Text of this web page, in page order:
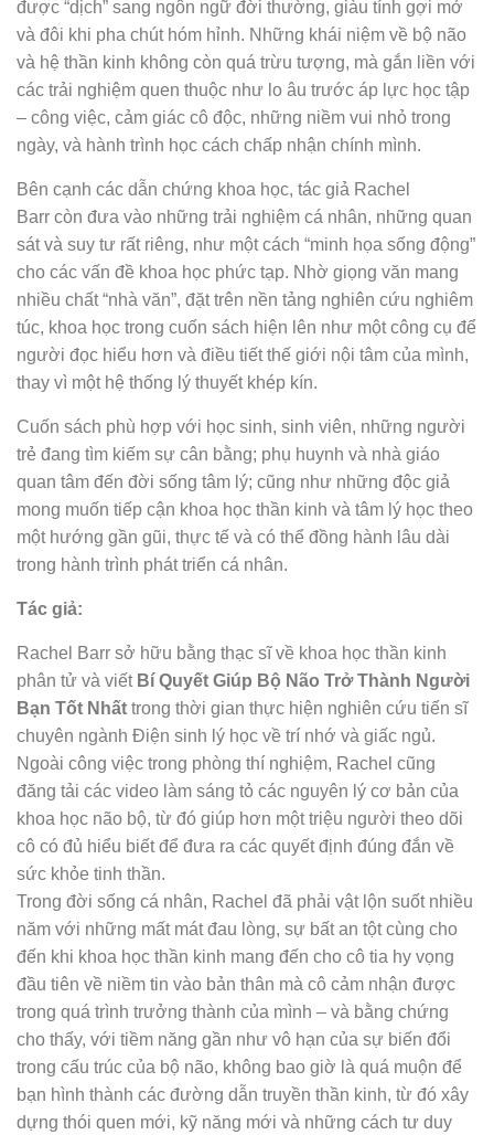
được “dịch” sang ngôn ngữ đời thường, giàu tính gợi mở
và đôi khi pha chút hóm hỉnh. Những khái niệm về bộ não
và hệ thần kinh không còn quá trừu tượng, mà gắn liền với
các trải nghiệm quen thuộc như lo âu trước áp lực học tập
– công việc, cảm giác cô độc, những niềm vui nhỏ trong
ngày, và hành trình học cách chấp nhận chính mình.
Bên cạnh các dẫn chứng khoa học, tác giả Rachel
Barr còn đưa vào những trải nghiệm cá nhân, những quan
sát và suy tư rất riêng, như một cách “minh họa sống động”
cho các vấn đề khoa học phức tạp. Nhờ giọng văn mang
nhiều chất “nhà văn”, đặt trên nền tảng nghiên cứu nghiêm
túc, khoa học trong cuốn sách hiện lên như một công cụ để
người đọc hiểu hơn và điều tiết thế giới nội tâm của mình,
thay vì một hệ thống lý thuyết khép kín.
Cuốn sách phù hợp với học sinh, sinh viên, những người
trẻ đang tìm kiếm sự cân bằng; phụ huynh và nhà giáo
quan tâm đến đời sống tâm lý; cũng như những độc giả
mong muốn tiếp cận khoa học thần kinh và tâm lý học theo
một hướng gần gũi, thực tế và có thể đồng hành lâu dài
trong hành trình phát triển cá nhân.
Tác giả:
Rachel Barr sở hữu bằng thạc sĩ về khoa học thần kinh
phân tử và viếtBí Quyết Giúp Bộ Não Trở Thành Người
Bạn Tốt Nhất trong thời gian thực hiện nghiên cứu tiến sĩ
chuyên ngành Điện sinh lý học về trí nhớ và giấc ngủ.
Ngoài công việc trong phòng thí nghiệm, Rachel cũng
đăng tải các video làm sáng tỏ các nguyên lý cơ bản của
khoa học não bộ, từ đó giúp hơn một triệu người theo dõi
cô có đủ hiểu biết để đưa ra các quyết định đúng đắn về
sức khỏe tinh thần.
Trong đời sống cá nhân, Rachel đã phải vật lộn suốt nhiều
năm với những mất mát đau lòng, sự bất an tột cùng cho
đến khi khoa học thần kinh mang đến cho cô tia hy vọng
đầu tiên về niềm tin vào bản thân mà cô cảm nhận được
trong quá trình trưởng thành của mình – và bằng chứng
cho thấy, với tiềm năng gần như vô hạn của sự biến đổi
trong cấu trúc của bộ não, không bao giờ là quá muộn để
bạn hình thành các đường dẫn truyền thần kinh, từ đó xây
dựng thói quen mới, kỹ năng mới và những cách tư duy